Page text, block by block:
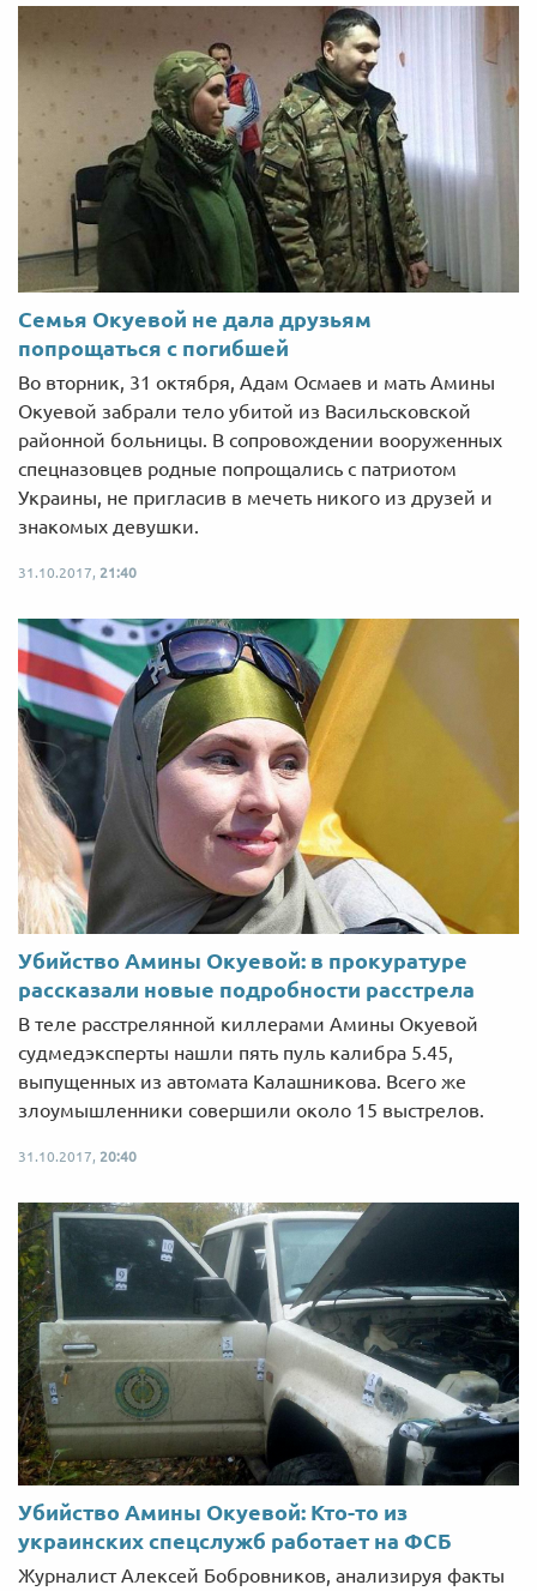
Семья Окуевой не дала друзьям
попрощаться с погибшей
Во вторник, 31 октября, Адам Осмаев и мать Амины
Окуевой забрали тело убитой из Васильсковской
районной больницы. В сопровождении вооруженных
спецназовцев родные попрощались с патриотом
Украины, не пригласив в мечеть никого из друзей и
знакомых девушки.
31.10.2017, 21:40
Убийство Амины Окуевой: в прокуратуре
рассказали новые подробности расстрела
В теле расстрелянной киллерами Амины Окуевой
судмедэксперты нашли пять пуль калибра 5.45,
выпущенных из автомата Калашникова. Всего же
злоумышленники совершили около 15 выстрелов.
31.10.2017, 20:40
Убийство Амины Окуевой: Кто-то из
украинских спецслужб работает на ФСБ
Журналист Алексей Бобровников, анализируя факты